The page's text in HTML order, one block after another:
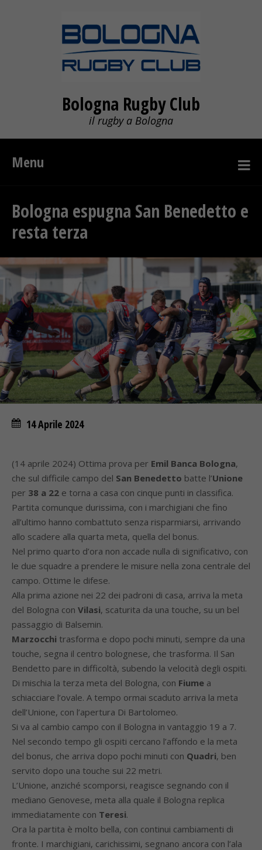
Bologna Rugby Club
il rugby a Bologna
Menu
Bologna espugna San Benedetto e
resta terza
14 Aprile 2024
(14 aprile 2024) Ottima prova per Emil Banca Bologna,
che sul difficile campo del San Benedetto batte l’Unione
per 38 a 22 e torna a casa con cinque punti in classifica.
Partita comunque durissima, con i marchigiani che fino
all’ultimo hanno combattuto senza risparmiarsi, arrivando
allo scadere alla quarta meta, quella del bonus.
Nel primo quarto d’ora non accade nulla di significativo, con
le due squadre a prendere le misure nella zona centrale del
campo. Ottime le difese.
Alla prima azione nei 22 dei padroni di casa, arriva la meta
del Bologna con Vilasi, scaturita da una touche, su un bel
passaggio di Balsemin.
Marzocchi trasforma e dopo pochi minuti, sempre da una
touche, segna il centro bolognese, che trasforma. Il San
Bendetto pare in difficoltà, subendo la velocità degli ospiti.
Di mischia la terza meta del Bologna, con Fiume a
schiacciare l’ovale. A tempo ormai scaduto arriva la meta
dell’Unione, con l’apertura Di Bartolomeo.
Si va al cambio campo con il Bologna in vantaggio 19 a 7.
Nel secondo tempo gli ospiti cercano l’affondo e la meta
del bonus, che arriva dopo pochi minuti con Quadri, ben
servito dopo una touche sui 22 metri.
L’Unione, anziché scomporsi, reagisce segnando con il
mediano Genovese, meta alla quale il Bologna replica
immediatamente con Teresi.
Ora la partita è molto bella, con continui cambiamenti di
fronte. I marchigiani, carichissimi, segnano ancora con l’ala